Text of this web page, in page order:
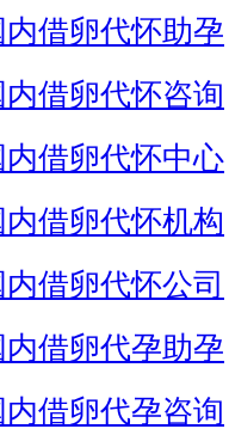
内借卵代怀助孕
内借卵代怀咨询
内借卵代怀中心
内借卵代怀机构
内借卵代怀公司
内借卵代孕助孕
内借卵代孕咨询